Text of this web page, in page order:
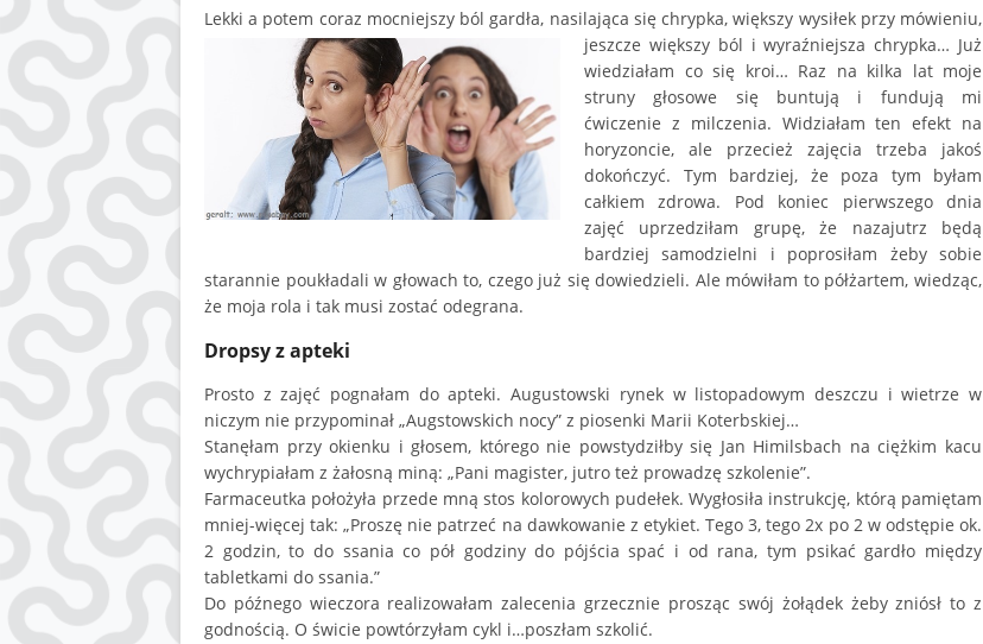
Lekki a potem coraz mocniejszy ból gardła, nasilająca się chrypka, większy wysiłek przy mówieniu,
jeszcze większy ból i wyraźniejsza chrypka… Już
wiedziałam co się kroi… Raz na kilka lat moje
struny głosowe się buntują i fundują mi
ćwiczenie z milczenia. Widziałam ten efekt na
horyzoncie, ale przecież zajęcia trzeba jakoś
dokończyć. Tym bardziej, że poza tym byłam
całkiem zdrowa. Pod koniec pierwszego dnia
zajęć uprzedziłam grupę, że nazajutrz będą
bardziej samodzielni i poprosiłam żeby sobie
starannie poukładali w głowach to, czego już się dowiedzieli. Ale mówiłam to półżartem, wiedząc,
że moja rola i tak musi zostać odegrana.
Dropsy z apteki
Prosto z zajęć pognałam do apteki. Augustowski rynek w listopadowym deszczu i wietrze w
niczym nie przypominał „Augstowskich nocy” z piosenki Marii Koterbskiej…
Stanęłam przy okienku i głosem, którego nie powstydziłby się Jan Himilsbach na ciężkim kacu
wychrypiałam z żałosną miną: „Pani magister, jutro też prowadzę szkolenie”.
Farmaceutka położyła przede mną stos kolorowych pudełek. Wygłosiła instrukcję, którą pamiętam
mniej-więcej tak: „Proszę nie patrzeć na dawkowanie z etykiet. Tego 3, tego 2x po 2 w odstępie ok.
2 godzin, to do ssania co pół godziny do pójścia spać i od rana, tym psikać gardło między
tabletkami do ssania.”
Do późnego wieczora realizowałam zalecenia grzecznie prosząc swój żołądek żeby zniósł to z
godnością. O świcie powtórzyłam cykl i…poszłam szkolić.